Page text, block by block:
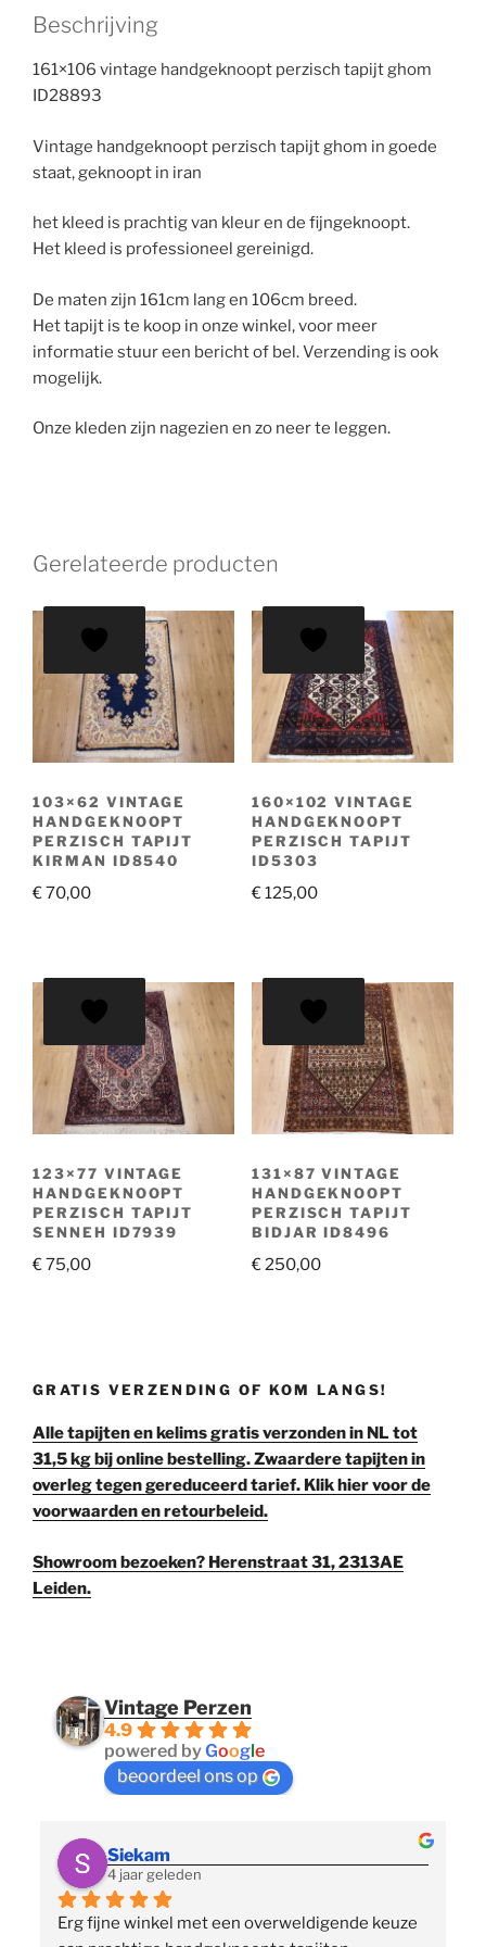
Beschrijving
161×106 vintage handgeknoopt perzisch tapijt ghom
ID28893
Vintage handgeknoopt perzisch tapijt ghom in goede
staat, geknoopt in iran
het kleed is prachtig van kleur en de fijngeknoopt.
Het kleed is professioneel gereinigd.
De maten zijn 161cm lang en 106cm breed.
Het tapijt is te koop in onze winkel, voor meer
informatie stuur een bericht of bel. Verzending is ook
mogelijk.
Onze kleden zijn nagezien en zo neer te leggen.
Gerelateerde producten
103×62 VINTAGE
HANDGEKNOOPT
PERZISCH TAPIJT
KIRMAN ID8540
€70,00
160×102 VINTAGE
HANDGEKNOOPT
PERZISCH TAPIJT
ID5303
€125,00
123×77 VINTAGE
HANDGEKNOOPT
PERZISCH TAPIJT
SENNEH ID7939
€75,00
131×87 VINTAGE
HANDGEKNOOPT
PERZISCH TAPIJT
BIDJAR ID8496
€250,00
GRATIS VERZENDING OF KOM LANGS!
Alle tapijten en kelims gratis verzonden in NL tot
31,5 kg bij online bestelling. Zwaardere tapijten in
overleg tegen gereduceerd tarief. Klik hier voor de
voorwaarden en retourbeleid.
Showroom bezoeken? Herenstraat 31, 2313AE
Leiden.
Vintage Perzen
4.9
powered byGoogle
beoordeel ons op
Siekam
4 jaar geleden
Erg fijne winkel met een overweldigende keuze